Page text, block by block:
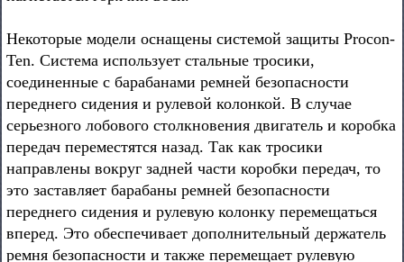
Некоторые модели оснащены системой защиты Procon-
Ten. Система использует стальные тросики,
соединенные с барабанами ремней безопасности
переднего сидения и рулевой колонкой. В случае
серьезного лобового столкновения двигатель и коробка
передач переместятся назад. Так как тросики
направлены вокруг задней части коробки передач, то
это заставляет барабаны ремней безопасности
переднего сидения и рулевую колонку перемещаться
вперед. Это обеспечивает дополнительный держатель
ремня безопасности и также перемещает рулевую